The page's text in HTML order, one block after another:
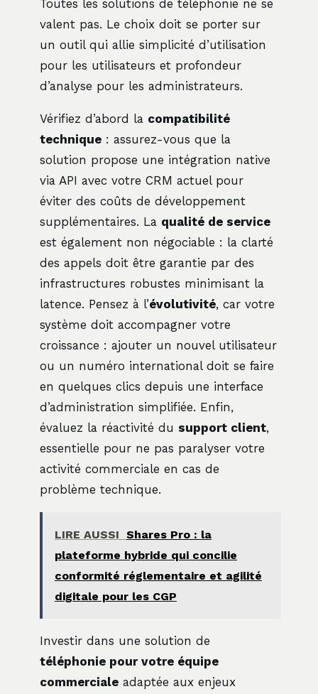
Toutes les solutions de téléphonie ne se
valent pas. Le choix doit se porter sur
un outil qui allie simplicité d’utilisation
pour les utilisateurs et profondeur
d’analyse pour les administrateurs.
Vérifiez d’abord la compatibilité
technique : assurez-vous que la
solution propose une intégration native
via API avec votre CRM actuel pour
éviter des coûts de développement
supplémentaires. La qualité de service
est également non négociable : la clarté
des appels doit être garantie par des
infrastructures robustes minimisant la
latence. Pensez à l’évolutivité, car votre
système doit accompagner votre
croissance : ajouter un nouvel utilisateur
ou un numéro international doit se faire
en quelques clics depuis une interface
d’administration simplifiée. Enfin,
évaluez la réactivité du support client,
essentielle pour ne pas paralyser votre
activité commerciale en cas de
problème technique.
LIRE AUSSI Shares Pro : la
plateforme hybride qui concilie
conformité réglementaire et agilité
digitale pour les CGP
Investir dans une solution de
téléphonie pour votre équipe
commerciale adaptée aux enjeux